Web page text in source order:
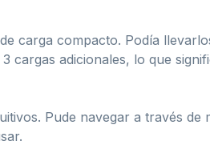
carga compacto. Podía
cargas adicionales, lo que
Pude navegar a través de